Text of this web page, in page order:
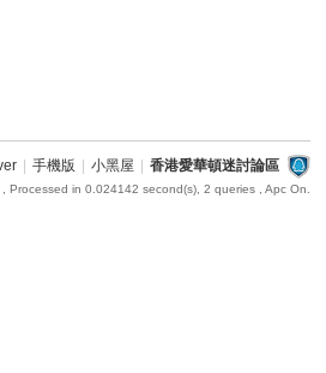
手機版 小黑屋 香港愛華頓迷討論區
, Processed in 0.024142 second(s), 2 queries , Apc On.